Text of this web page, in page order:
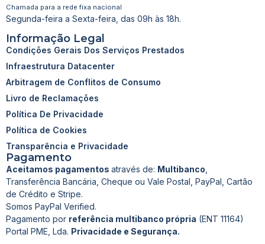
Chamada para a rede fixa nacional
Segunda-feira a Sexta-feira, das 09h às 18h.
Informação Legal
Condições Gerais Dos Serviços Prestados
Infraestrutura Datacenter
Arbitragem de Conflitos de Consumo
Livro de Reclamações
Política De Privacidade
Política de Cookies
Transparência e Privacidade
Pagamento
Aceitamos pagamentos através de: Multibanco
Transferência Bancária, Cheque ou Vale Postal, PayPal, Cartão
de Crédito e Stripe.
Somos PayPal Verified.
Pagamento por referência multibanco própria (ENT 11164)
Portal PME, Lda. Privacidade e Segurança.